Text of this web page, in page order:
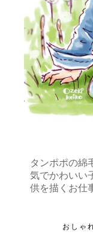
タンポポの綿
気でかわいい
供を描くお仕
おしゃ